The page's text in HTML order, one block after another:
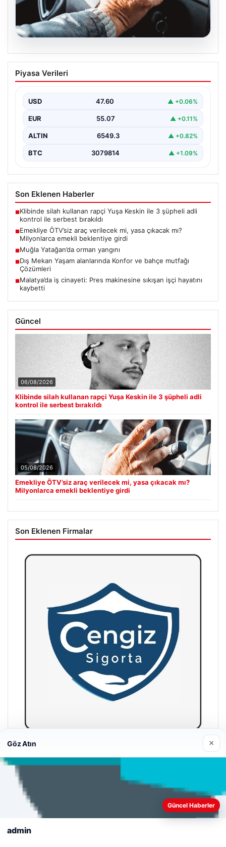
05.08.2026
Emekliye ÖTV’siz araç verilecek mi,
yasa çıkacak mı? Milyonlarca emekli
Piyasa Verileri
USD 47.60 ▲ +0.06%
EUR 55.07 ▲ +0.11%
ALTIN 6549.3 ▲ +0.82%
BTC 3079814 ▲ +1.09%
Son Eklenen Haberler
■Klibinde silah kullanan rapçi Yuşa Keskin ile 3 şüpheli adli
kontrol ile serbest bırakıldı
■Emekliye ÖTV’siz araç verilecek mi, yasa çıkacak mı?
Milyonlarca emekli beklentiye girdi
■Muğla Yatağan’da orman yangını
■Dış Mekan Yaşam alanlarında Konfor ve bahçe mutfağı
Çözümleri
■Malatya’da iş cinayeti: Pres makinesine sıkışan işçi hayatını
kaybetti
Güncel
06/08/2026
Klibinde silah kullanan rapçi Yuşa Keskin ile 3 şüpheli adli
kontrol ile serbest bırakıldı
05/08/2026
Emekliye ÖTV’siz araç verilecek mi, yasa çıkacak mı?
Milyonlarca emekli beklentiye girdi
Son Eklenen Firmalar
23/06/2026
Web sitemizi nasıl kullandığınızı daha iyi anlayabilmek,
deneyiminizi kişiselleştirmek ve geliştirmek amacıyla çerezler
kullanıyoruz.
Reddet
Göz Atın ×
Güncel Haberler
admin